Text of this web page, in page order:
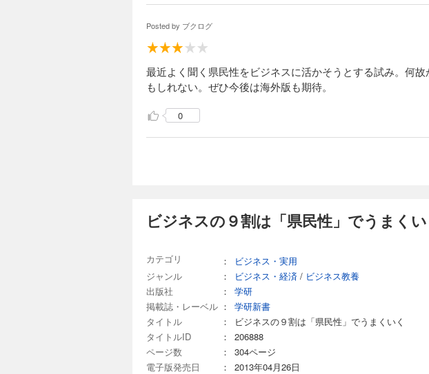
Posted by ブクログ
最近よく聞く県民性をビジネスに活かそうとする試み。何
もしれない。ぜひ今後は海外版も期待。
0
ビジネスの９割は「県民性」でうまく
カテゴリ ：
ビジネス・実用
ジャンル
： ビジネス・経済 / ビジネス教養
出版社
：
学研
掲載誌・レーベル ：
学研新書
タイトル
：
ビジネスの９割は「県民性」でうまくいく
タイトルID
：
206888
ページ数
：
304ページ
電子版発売日
：
2013年04月26日